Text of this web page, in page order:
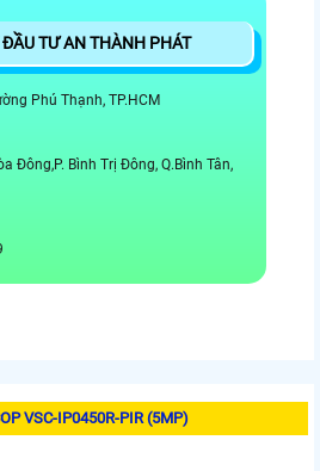
TƯ AN THÀNH PHÁT
Phú Thạnh, TP.HCM
Đông,P. Bình Trị Đông, Q.Bình Tân,
VSC-IP0450R-PIR (5MP)